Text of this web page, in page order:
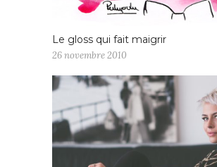
Le gloss qui fait maigrir
26 novembre 2010